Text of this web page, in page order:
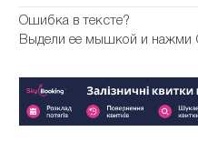
Ошибка в тексте?
Выдели ее мышкой и нажми